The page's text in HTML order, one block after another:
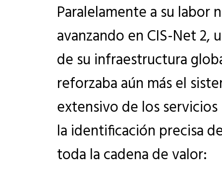
Paralelamente a su labor
avanzando en CIS-Net
de su infraestructura
reforzaba aún más el
extensivo de los
la identificación precisa
toda la cadena de valor: